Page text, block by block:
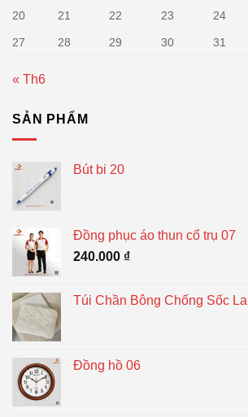
20 21 22 23 24
27 28 29 30 31
« Th6
SẢN PHẨM
Bút bi 20
Đồng phục áo thun cổ trụ 07
240.000 ₫
Túi Chần Bông Chống Sốc
Đồng hồ 06